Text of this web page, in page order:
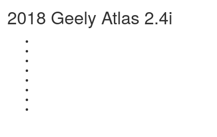
2018 Geely Atlas 2.4i